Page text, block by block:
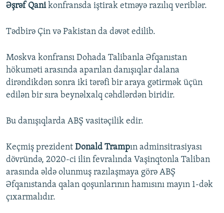
Əşrəf Qanikonfransda iştirak etməyə razılıq veriblər.
Tədbirə Çin və Pakistan da dəvət edilib.
Moskva konfransı Dohada Talibanla Əfqanıstan
hökuməti arasında aparılan danışıqlar dalana
dirəndikdən sonra iki tərəfi bir araya gətirmək üçün
edilən bir sıra beynəlxalq cəhdlərdən biridir.
Bu danışıqlarda ABŞ vasitəçilik edir.
Keçmiş prezident Donald Trampın adminsitrasiyası
dövründə, 2020-ci ilin fevralında Vaşinqtonla Taliban
arasında əldə olunmuş razılaşmaya görə ABŞ
Əfqanıstanda qalan qoşunlarının hamısını mayın 1-dək
çıxarmalıdır.